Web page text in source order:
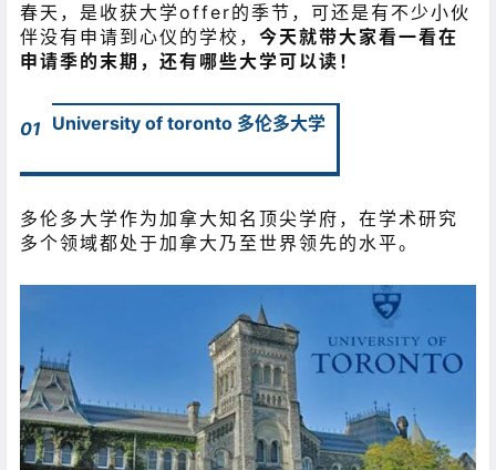
春天，是收获大学offer的季节，可还是有不少小伙
伴没有申请到心仪的学校， 今天就带大家看一看在
申请季的末期，还有哪些大学可以读！
01 University of toronto 多伦多大学
多伦多大学作为加拿大知名顶尖学府，在学术研究
多个领域都处于加拿大乃至世界领先的水平。